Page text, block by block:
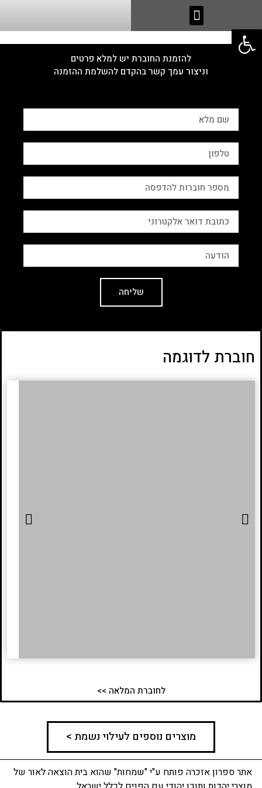
פתח סרגל נגישות
חוברת לדוגמה
לחוברת המלאה >>
להזמנת החוברת יש למלא פרטים
וניצור עמך קשר בהקדם להשלמת ההזמנה
שליחה
מוצרים נוספים לעילוי נשמת >
אתר ספרון אזכרה פותח ע"י "שמחות" שהוא בית הוצאה לאור של